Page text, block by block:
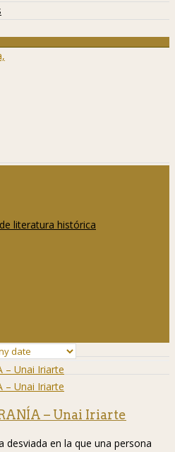
literatura histórica
– Unai Iriarte
desviada en la que una persona